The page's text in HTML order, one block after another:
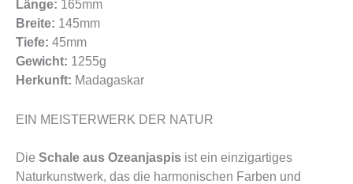
Länge: 165mm
Breite: 145mm
Tiefe: 45mm
Gewicht: 1255g
Herkunft: Madagaskar
EIN MEISTERWERK DER NATUR
Die Schale aus Ozeanjaspis ist ein einzigartiges
Naturkunstwerk, das die harmonischen Farben und